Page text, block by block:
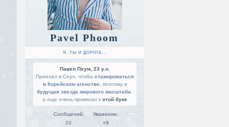
Pavel Phoom
Я, ТЫ И ДОРОГА...
Павел Пхум, 23 y.o.
Приехал в Сеул, чтобы стажироваться
в Корейском агенстве , поэтому я
будущая звезда мирового масштаба
а еще очень привязан к этой буке
Сообщений:
20
Уважение:
+9